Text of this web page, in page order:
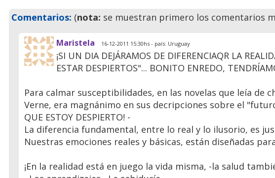
Comentarios: (nota: se muestran primero los comentarios
Maristela 16-12-2011 15:30hs - país: Uruguay
¡SI UN DIA DEJÁRAMOS DE DIFERENCIAQR LA
ESTAR DESPIERTOS"... BONITO ENREDO,
Para calmar susceptibilidades, en las novelas que leía de
Verne, era magnánimo en sus decripciones sobre el "futuro
QUE ESTOY DESPIERTO! -
La diferencia fundamental, entre lo real y lo ilusorio, es
Nuestras emociones reales y básicas, están diseñadas
¡En la realidad está en juego la vida misma, -la salud